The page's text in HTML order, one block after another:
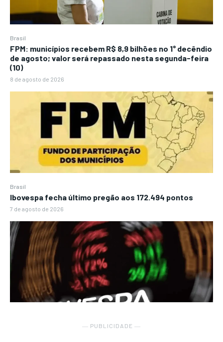
Brasil
FPM: municípios recebem R$ 8,9 bilhões no 1° decêndio
de agosto; valor será repassado nesta segunda-feira
(10)
8 de agosto de 2026
Brasil
Ibovespa fecha último pregão aos 172.494 pontos
7 de agosto de 2026
― PUBLICIDADE ―